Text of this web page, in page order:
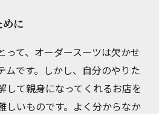
に
って、オーダースーツは欠かせ
ムです。しかし、自分のやりた
して親身になってくれるお店を
しいものです。よく分からなか